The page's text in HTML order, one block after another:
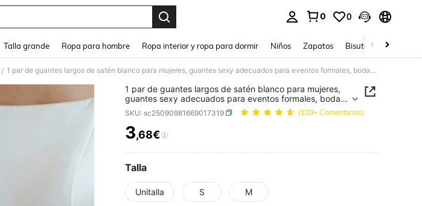
0 0
Talla grande Ropa para hombre Ropa interior y ropa para dormir Niños Zapatos Bisutería Y
/ 1 par de guantes largos de satén blanco para mujeres, guantes sexy adecuados para eventos formales, bodas y fiestas de verano
1 par de guantes largos de satén blanco para mujeres,
guantes sexy adecuados para eventos formales, bodas
y fiestas de verano
SKU: sc25090981669017319 (100+ Comentarios)
PRICE AND AVAILABILITY
3,68€
Talla
Unitalla S M